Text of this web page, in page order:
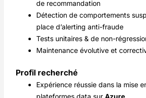
de recommandation
Détection de comportements
place d’alerting anti-fraude
Tests unitaires & de non-
Maintenance évolutive et
Profil recherché
Expérience réussie dans la mise
plateformes data surAzure